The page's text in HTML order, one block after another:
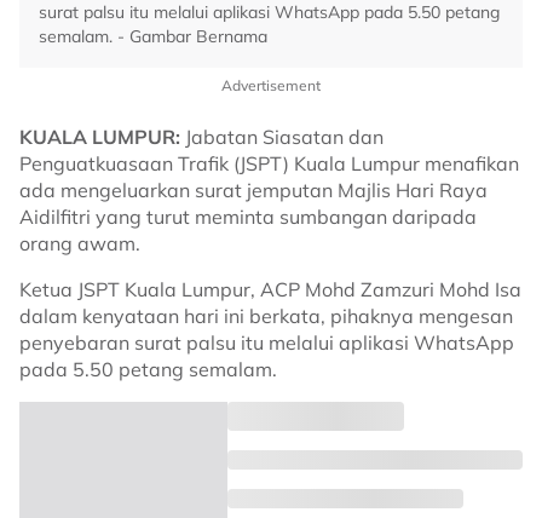
surat palsu itu melalui aplikasi WhatsApp pada 5.50 petang
semalam. - Gambar Bernama
Advertisement
KUALA LUMPUR: Jabatan Siasatan dan
Penguatkuasaan Trafik (JSPT) Kuala Lumpur menafikan
ada mengeluarkan surat jemputan Majlis Hari Raya
Aidilfitri yang turut meminta sumbangan daripada
orang awam.
Ketua JSPT Kuala Lumpur, ACP Mohd Zamzuri Mohd Isa
dalam kenyataan hari ini berkata, pihaknya mengesan
penyebaran surat palsu itu melalui aplikasi WhatsApp
pada 5.50 petang semalam.